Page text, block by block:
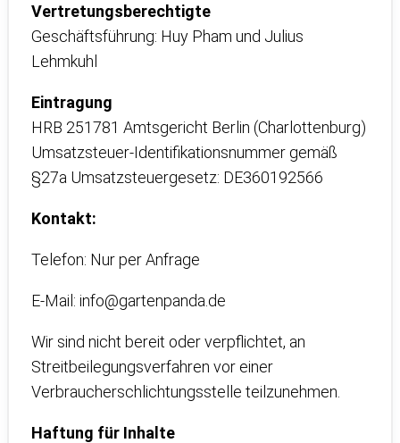
Vertretungsberechtigte
Geschäftsführung: Huy Pham und Julius
Lehmkuhl
Eintragung
HRB 251781 Amtsgericht Berlin (Charlottenburg)
Umsatzsteuer-Identifikationsnummer gemäß
§27a Umsatzsteuergesetz: DE360192566
Kontakt:
Telefon: Nur per Anfrage
E-Mail: info@gartenpanda.de
Wir sind nicht bereit oder verpflichtet, an
Streitbeilegungsverfahren vor einer
Verbraucherschlichtungsstelle teilzunehmen.
Haftung für Inhalte